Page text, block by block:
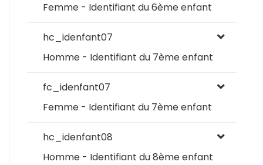
Femme - Identifiant du 6ème enfant
hc_idenfant07
Homme - Identifiant du 7ème enfant
fc_idenfant07
Femme - Identifiant du 7ème enfant
hc_idenfant08
Homme - Identifiant du 8ème enfant